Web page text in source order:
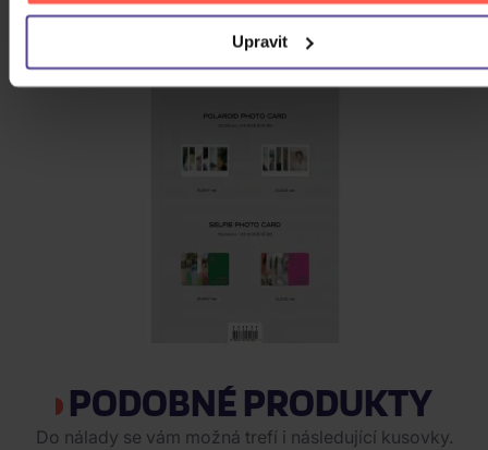
Upravit
PODOBNÉ PRODUKTY
Do nálady se vám možná trefí i následující kusovky.